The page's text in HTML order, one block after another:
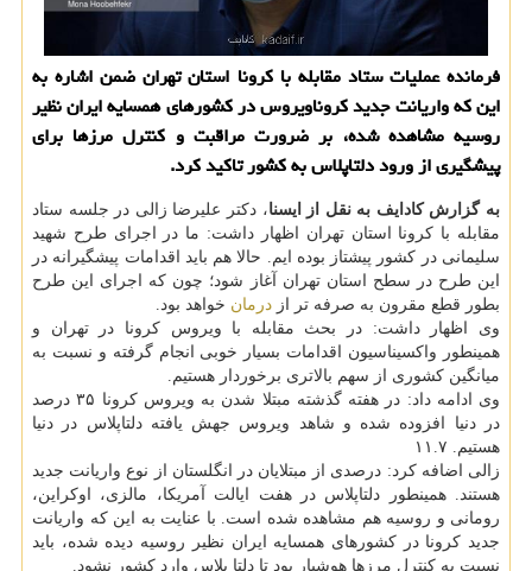
فرمانده عملیات ستاد مقابله با کرونا استان تهران ضمن اشاره به
این که واریانت جدید کروناویروس در کشورهای همسایه ایران نظیر
روسیه مشاهده شده، بر ضرورت مراقبت و کنترل مرزها برای
پیشگیری از ورود دلتاپلاس به کشور تاکید کرد.
به گزارش کادایف به نقل از ایسنا، دکتر علیرضا زالی در جلسه ستاد
مقابله با کرونا استان تهران اظهار داشت: ما در اجرای طرح شهید
سلیمانی در کشور پیشتاز بوده ایم. حالا هم باید اقدامات پیشگیرانه در
این طرح در سطح استان تهران آغاز شود؛ چون که اجرای این طرح
بطور قطع مقرون به صرفه تر از درمان خواهد بود.
وی اظهار داشت: در بحث مقابله با ویروس کرونا در تهران و
همینطور واکسیناسیون اقدامات بسیار خوبی انجام گرفته و نسبت به
میانگین کشوری از سهم بالاتری برخوردار هستیم.
وی ادامه داد: در هفته گذشته مبتلا شدن به ویروس کرونا ۳۵ درصد
در دنیا افزوده شده و شاهد ویروس جهش یافته دلتاپلاس در دنیا
هستیم. ۱۱.۷
زالی اضافه کرد: درصدی از مبتلایان در انگلستان از نوع واریانت جدید
هستند. همینطور دلتاپلاس در هفت ایالت آمریکا، مالزی، اوکراین،
رومانی و روسیه هم مشاهده شده است. با عنایت به این که واریانت
جدید کرونا در کشورهای همسایه ایران نظیر روسیه دیده شده، باید
نسبت به کنترل مرزها هوشیار بود تا دلتا پلاس وارد کشور نشود.